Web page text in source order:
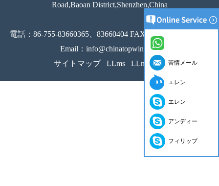
Road,Baoan District,Shenzhen,China
電話：86-755-83660365、83660404 FAX：86-755-83660251
Email：info@chinatopwin.com
サイトマップ
LLms LLmsフル 苦情メール
エレン
エレン
アンディー
フィリップ